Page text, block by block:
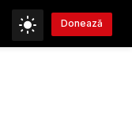
Donează